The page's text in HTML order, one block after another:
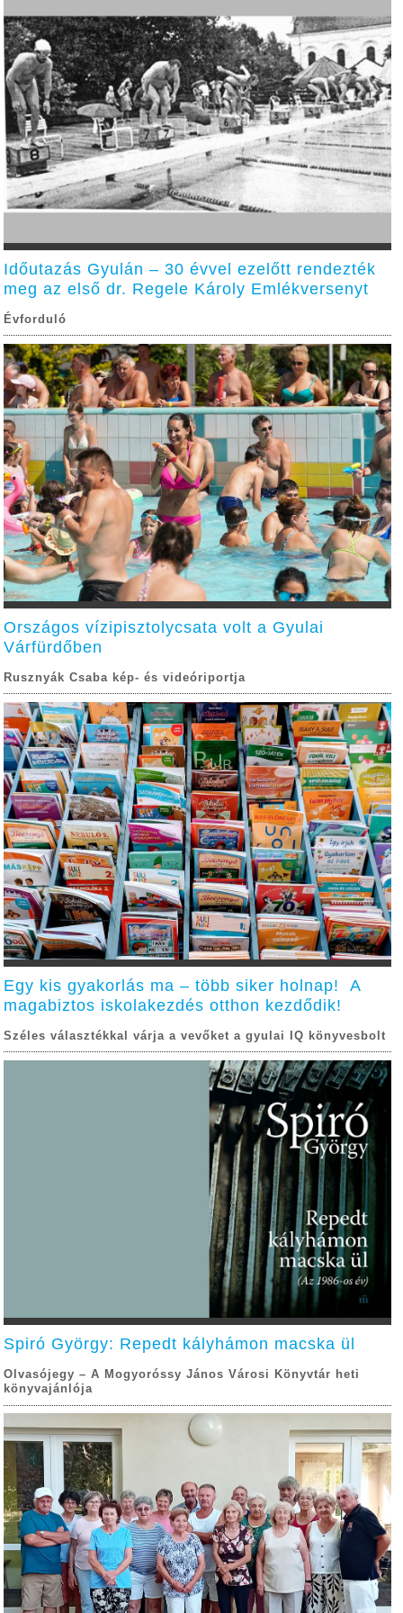
Időutazás Gyulán – 30 évvel ezelőtt rendezték
meg az első dr. Regele Károly Emlékversenyt
Évforduló
Országos vízipisztolycsata volt a Gyulai
Várfürdőben
Rusznyák Csaba kép- és videóriportja
Egy kis gyakorlás ma – több siker holnap! A
magabiztos iskolakezdés otthon kezdődik!
Széles választékkal várja a vevőket a gyulai IQ könyvesbolt
Spiró György: Repedt kályhámon macska ül
Olvasójegy – A Mogyoróssy János Városi Könyvtár heti
könyvajánlója